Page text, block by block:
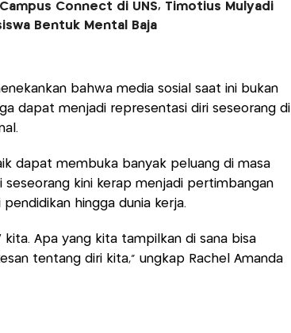
Connect di UNS, Timotius Mulyadi
Bentuk Mental Baja
bahwa media sosial saat ini bukan
dapat menjadi representasi diri seseorang di
dapat membuka banyak peluang di masa
seseorang kini kerap menjadi pertimbangan
hingga dunia kerja.
kita. Apa yang kita tampilkan di sana bisa
tentang diri kita,” ungkap Rachel Amanda